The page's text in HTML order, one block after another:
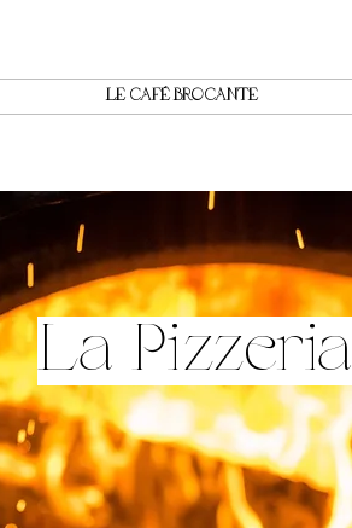
LE CAFÉ BROCANTE
La Pizzeria